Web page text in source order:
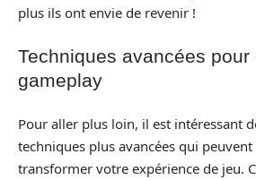
plus ils ont envie de revenir !
Techniques avancées pour
gameplay
Pour aller plus loin, il est intéressant
techniques plus avancées qui
transformer votre expérience de jeu.